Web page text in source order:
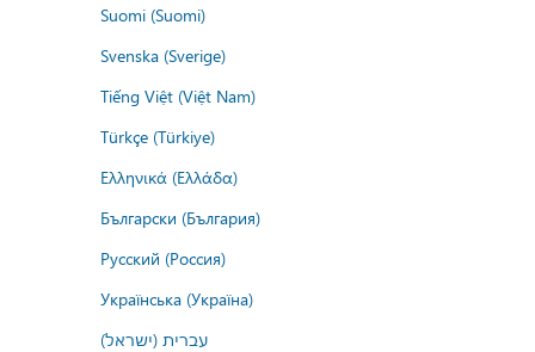
Suomi (Suomi)
Svenska (Sverige)
Tiếng Việt (Việt Nam)
Türkçe (Türkiye)
Ελληνικά (Ελλάδα)
Български (България)
Русский (Россия)
Українська (Україна)
עברית (ישראל)